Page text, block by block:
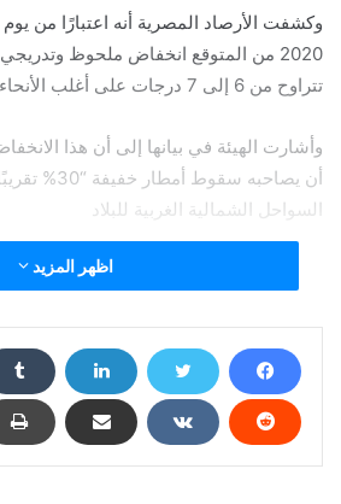
2020 من المتوقع انخفاض ملحوظ
تتراوح من 6 إلى 7 درجات على أغلب الأنحاء.
وأشارت الهيئة في بيانها إلى أن هذا
أن يصاحبه
السواحل الشمالية الغربية للبلاد
الأرصاد المصرية تعلن موعد انتهاء
اظهر المزيد